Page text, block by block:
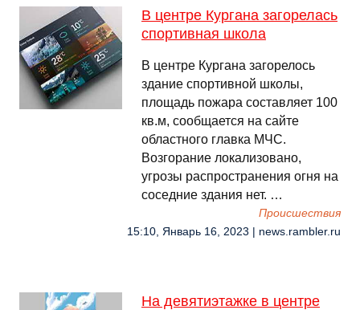
В центре Кургана загорелась
спортивная школа
В центре Кургана загорелось
здание спортивной школы,
площадь пожара составляет 100
кв.м, сообщается на сайте
областного главка МЧС.
Возгорание локализовано,
угрозы распространения огня на
соседние здания нет. …
Происшествия
15:10, Январь 16, 2023 | news.rambler.ru
На девятиэтажке в центре